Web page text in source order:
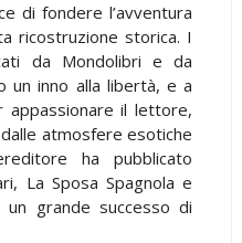
di fondere l’avventura
ricostruzione storica. I
da Mondolibri e da
un inno alla libertà, e a
appassionare il lettore,
atmosfere esotiche
ha pubblicato
La Sposa Spagnola e
un grande successo di